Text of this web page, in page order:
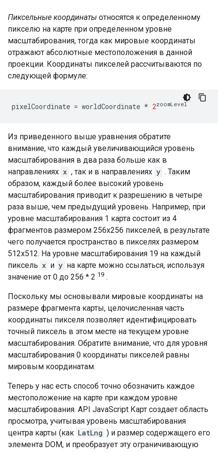
Пиксельные координаты относятся к определенному
пикселю на карте при определенном уровне
масштабирования, тогда как мировые координаты
отражают абсолютные местоположения в данной
проекции. Координаты пикселей рассчитываются по
следующей формуле:
pixelCoordinate = worldCoordinate * 2zoomLevel
Из приведенного выше уравнения обратите
внимание, что каждый увеличивающийся уровень
масштабирования в два раза больше как в
направлениях x , так и в направлениях y . Таким
образом, каждый более высокий уровень
масштабирования приводит к разрешению в четыре
раза выше, чем предыдущий уровень. Например, при
уровне масштабирования 1 карта состоит из 4
фрагментов размером 256x256 пикселей, в результате
чего получается пространство в пикселях размером
512x512. На уровне масштабирования 19 на каждый
пиксель x и y на карте можно ссылаться, используя
значение от 0 до 256 * 2 19 .
Поскольку мы основывали мировые координаты на
размере фрагмента карты, целочисленная часть
координаты пикселя позволяет идентифицировать
точный пиксель в этом месте на текущем уровне
масштабирования. Обратите внимание, что для уровня
масштабирования 0 координаты пикселей равны
мировым координатам.
Теперь у нас есть способ точно обозначить каждое
местоположение на карте при каждом уровне
масштабирования. API JavaScript Карт создает область
просмотра, учитывая уровень масштабирования
центра карты (как LatLng ) и размер содержащего его
элемента DOM, и преобразует эту ограничивающую